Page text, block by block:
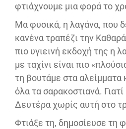
φτιάχνουμε μια φορά το
Μα φυσικά, η λαγάνα, που
κανένα τραπέζι την
πιο υγιεινή εκδοχή της η
με ταχίνι είναι πιο
τη βουτάμε στα αλείμματα
όλα τα σαρακοστιανά.
Δευτέρα χωρίς αυτή στο
Φτιάξε τη, δημοσίευσε τη